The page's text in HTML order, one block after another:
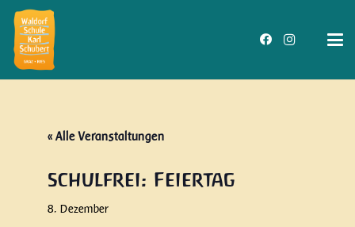
« Alle Veranstaltungen
schulfrei: Feiertag
8. Dezember